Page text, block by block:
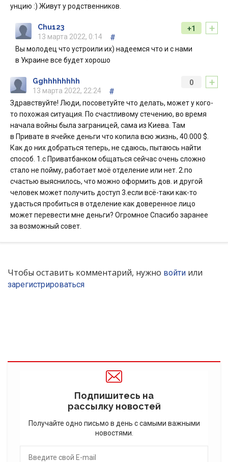
унцию :) Живут у родственников.
+
+1
Chu123
13 марта 2022, 0:14
#
Вы молодец что устроили их) надеемся что и с нами
в Украине все будет хорошо
+
0
Gghhhhhhhh
13 марта 2022, 22:24
#
Здравствуйте! Люди, посоветуйте что делать, может у кого-
то похожая ситуация. По счастливому стечению, во время
начала войны была заграницей, сама из Киева. Там
в Привате в ячейке деньги что копила всю жизнь, 40.000 $.
Как до них добраться теперь, не сдаюсь, пытаюсь найти
способ. 1.с Приватбанком общаться сейчас очень сложно
стало не пойму, работает моё отделение или нет. 2.по
счастью выяснилось, что можно оформить дов. и другой
человек может получить доступ 3.если всё-таки как-то
удасться пробиться в отделение как доверенное лицо
может перевести мне деньги? Огромное Спасибо заранее
за возможный совет.
Чтобы оставить комментарий, нужно войти или
зарегистрироваться
Подпишитесь на
рассылку новостей
Получайте одно письмо в день с самыми важными
новостями.